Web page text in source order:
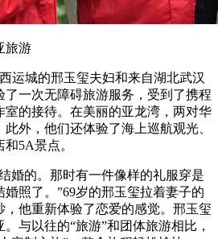
旅游
运城的邢玉玺夫妇和来自湖北武汉
了一次无障碍旅游服务，受到了携程
室的接待。在美丽的亚龙湾，两对华
外，他们还体验了海上巡航观光、
5A景点。
婚的。那时有一件像样的礼服穿是
照了。”69岁的邢玉玺拉着妻子的
他重新体验了恋爱的感觉。邢玉玺
与以往的“旅游”和团体旅游相比，